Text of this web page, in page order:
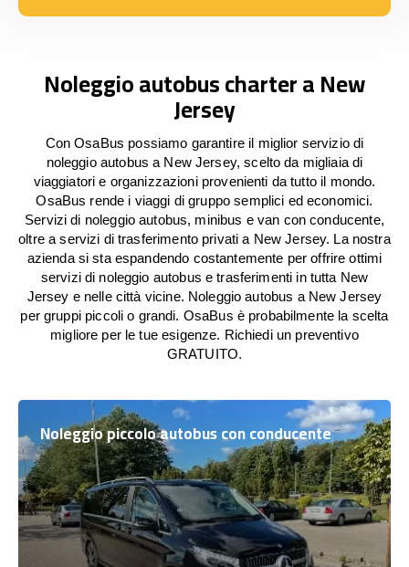
Noleggio autobus charter a New
Jersey
Con OsaBus possiamo garantire il miglior servizio di
noleggio autobus a New Jersey, scelto da migliaia di
viaggiatori e organizzazioni provenienti da tutto il mondo.
OsaBus rende i viaggi di gruppo semplici ed economici.
Servizi di noleggio autobus, minibus e van con conducente,
oltre a servizi di trasferimento privati a New Jersey. La nostra
azienda si sta espandendo costantemente per offrire ottimi
servizi di noleggio autobus e trasferimenti in tutta New
Jersey e nelle città vicine. Noleggio autobus a New Jersey
per gruppi piccoli o grandi. OsaBus è probabilmente la scelta
migliore per le tue esigenze. Richiedi un preventivo
GRATUITO.
Noleggio piccolo autobus con conducente